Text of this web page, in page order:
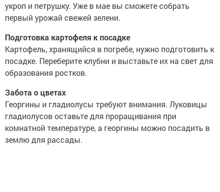
укроп и петрушку. Уже в мае вы сможете собрать
первый урожай свежей зелени.
Подготовка картофеля к посадке
Картофель, хранящийся в погребе, нужно подготовить к
посадке. Переберите клубни и выставьте их на свет для
образования ростков.
Забота о цветах
Георгины и гладиолусы требуют внимания. Луковицы
гладиолусов оставьте для проращивания при
комнатной температуре, а георгины можно посадить в
землю для рассады.